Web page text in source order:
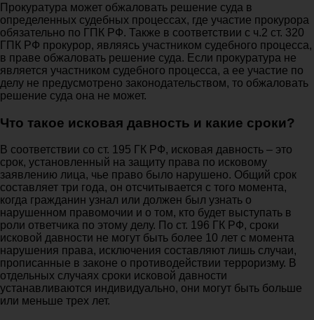
Прокуратура может обжаловать решение суда в
определенных судебных процессах, где участие прокурора
обязательно по ГПК РФ. Также в соответствии с ч.2 ст. 320
ГПК РФ прокурор, являясь участником судебного процесса,
в праве обжаловать решение суда. Если прокуратура не
является участником судебного процесса, а ее участие по
делу не предусмотрено законодательством, то обжаловать
решение суда она не может.
Что такое исковая давность и какие сроки?
В соответствии со ст. 195 ГК РФ, исковая давность – это
срок, установленный на защиту права по исковому
заявлению лица, чье право было нарушено. Общий срок
составляет три года, он отсчитывается с того момента,
когда гражданин узнал или должен был узнать о
нарушенном правомочии и о том, кто будет выступать в
роли ответчика по этому делу. По ст. 196 ГК РФ, сроки
исковой давности не могут быть более 10 лет с момента
нарушения права, исключения составляют лишь случаи,
прописанные в законе о противодействии терроризму. В
отдельных случаях сроки исковой давности
устанавливаются индивидуально, они могут быть больше
или меньше трех лет.